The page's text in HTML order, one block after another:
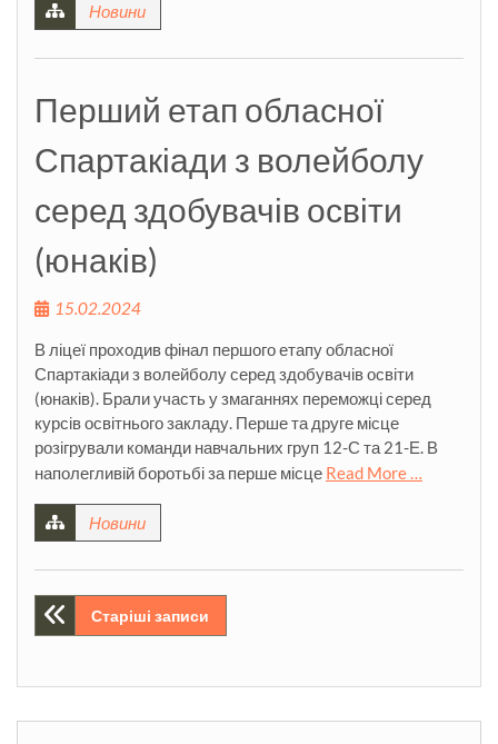
Новини
Перший етап обласної
Спартакіади з волейболу
серед здобувачів освіти
(юнаків)
15.02.2024
В ліцеї проходив фінал першого етапу обласної
Спартакіади з волейболу серед здобувачів освіти
(юнаків). Брали участь у змаганнях переможці серед
курсів освітнього закладу. Перше та друге місце
розігрували команди навчальних груп 12-С та 21-Е. В
наполегливій боротьбі за перше місце Read More …
Новини
Навігація
записами
Старіші записи